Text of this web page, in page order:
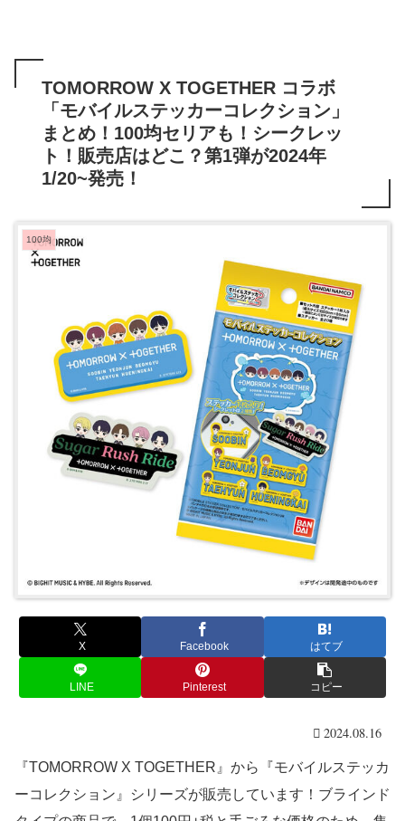
TOMORROW X TOGETHER コラボ
「モバイルステッカーコレクション」
まとめ！100均セリアも！シークレッ
ト！販売店はどこ？第1弾が2024年
1/20~発売！
100均
X Facebook はてブ
LINE Pinterest コピー
2024.08.16
『TOMORROW X TOGETHER』から『モバイルステッカ
ーコレクション』シリーズが販売しています！ブラインド